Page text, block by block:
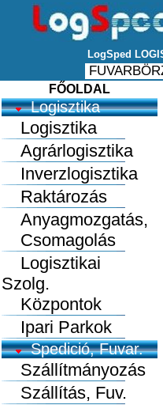
FŐOLDAL
Logisztika
Logisztika
Agrárlogisztika
Inverzlogisztika
Raktározás
Anyagmozgatás,
Csomagolás
Logisztikai
Szolg.
Központok
Ipari Parkok
Spedició, Fuvar.
Szállítmányozás
Szállítás, Fuv.